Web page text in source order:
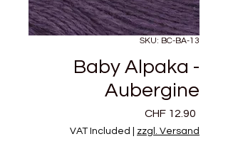
SKU: BC-BA-13
Baby Alpaka -
Aubergine
CHF 12.90
VAT Included zzgl. Versand